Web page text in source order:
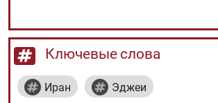
Ключевые слова
Иран Эджеи